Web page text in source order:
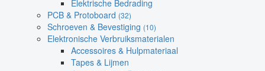
Elektrische Bedrading
PCB & Protoboard (32)
Schroeven & Bevestiging (10)
Elektronische Verbruiksmaterialen
Accessoires & Hulpmateriaal
Tapes & Lijmen